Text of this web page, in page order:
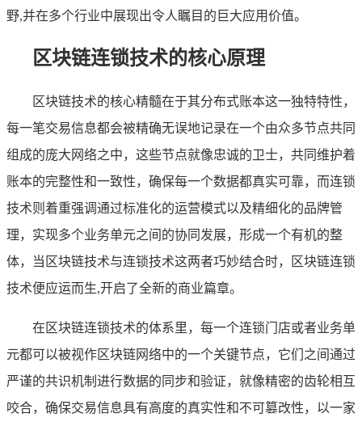
野,并在多个行业中展现出令人瞩目的巨大应用价值。
区块链连锁技术的核心原理
区块链技术的核心精髓在于其分布式账本这一独特特性，
每一笔交易信息都会被精确无误地记录在一个由众多节点共同
组成的庞大网络之中，这些节点就像忠诚的卫士，共同维护着
账本的完整性和一致性，确保每一个数据都真实可靠，而连锁
技术则着重强调通过标准化的运营模式以及精细化的品牌管
理，实现多个业务单元之间的协同发展，形成一个有机的整
体，当区块链技术与连锁技术这两者巧妙结合时，区块链连锁
技术便应运而生,开启了全新的商业篇章。
在区块链连锁技术的体系里，每一个连锁门店或者业务单
元都可以被视作区块链网络中的一个关键节点，它们之间通过
严谨的共识机制进行数据的同步和验证，就像精密的齿轮相互
咬合，确保交易信息具有高度的真实性和不可篡改性，以一家